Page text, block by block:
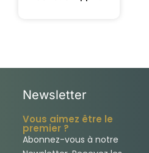
Newsletter
Vous aimez être le
premier ?
Abonnez-vous à notre